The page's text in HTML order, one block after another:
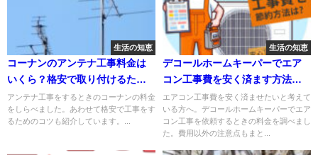
生活の知恵
コーナンのアンテナ工事料金は
いくら？格安で取り付けるため
のコツも紹介！
アンテナ工事をするときのコーナンの料金
をしらべました。あわせて格安で工事をす
るためのコツも紹介しています。...
生活の知恵
デコールホームキーパーでエア
コン工事費を安く済ます方法！
腕のいい業者を見つけるコツも
紹介
エアコン工事費を安く済ませたいと考えて
いる方へ。デコールホームキーパーでエア
コン工事を依頼するときの料金を調べまし
た。費用以外の注意点もまと...